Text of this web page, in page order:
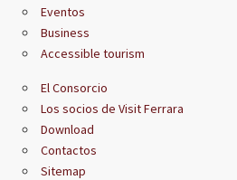
Eventos
Business
Accessible tourism
El Consorcio
Los socios de Visit Ferrara
Download
Contactos
Sitemap